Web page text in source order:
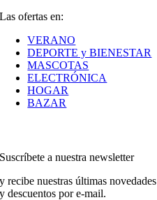
Las ofertas en:
VERANO
DEPORTE y BIENESTAR
MASCOTAS
ELECTRÓNICA
HOGAR
BAZAR
Suscríbete a nuestra newsletter
y recibe nuestras últimas novedades
y descuentos por e-mail.